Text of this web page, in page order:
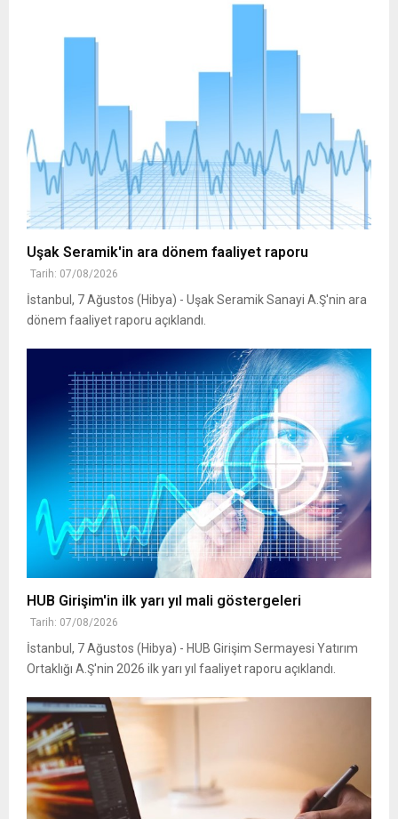
Uşak Seramik'in ara dönem faaliyet raporu
Tarih: 07/08/2026
İstanbul, 7 Ağustos (Hibya) - Uşak Seramik Sanayi A.Ş'nin ara
dönem faaliyet raporu açıklandı.
HUB Girişim'in ilk yarı yıl mali göstergeleri
Tarih: 07/08/2026
İstanbul, 7 Ağustos (Hibya) - HUB Girişim Sermayesi Yatırım
Ortaklığı A.Ş'nin 2026 ilk yarı yıl faaliyet raporu açıklandı.